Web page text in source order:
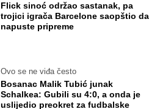
Flick sinoć održao sastanak, pa
trojici igrača Barcelone saopštio da
napuste pripreme
Ovo se ne viđa često
Bosanac Malik Tubić junak
Schalkea: Gubili su 4:0, a onda je
uslijedio preokret za fudbalske